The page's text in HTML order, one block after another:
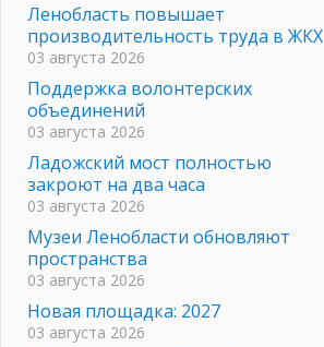
Ленобласть повышает
производительность труда в ЖКХ
03 августа 2026
Поддержка волонтерских
объединений
03 августа 2026
Ладожский мост полностью
закроют на два часа
03 августа 2026
Музеи Ленобласти обновляют
пространства
03 августа 2026
Новая площадка: 2027
03 августа 2026